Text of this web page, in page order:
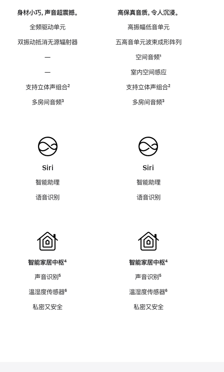
身材小巧，声音超震撼。
全频驱动单元
双振动抵消无源辐射器
—
—
支持立体声组合脚
²
多房间音频脚
³
Siri
智能助理
语音识别
智能家居中枢脚
⁴
声音识别脚
⁵
温湿度传感器脚
⁶
私密又安全
高保真音质，令人沉浸。
高振幅低音单元
五高音单元波束成形阵列
空间音频脚
¹
室内空间感应
支持立体声组合脚
²
多房间音频脚
³
Siri
智能助理
语音识别
智能家居中枢脚
⁴
声音识别脚
⁵
温湿度传感器脚
⁶
私密又安全